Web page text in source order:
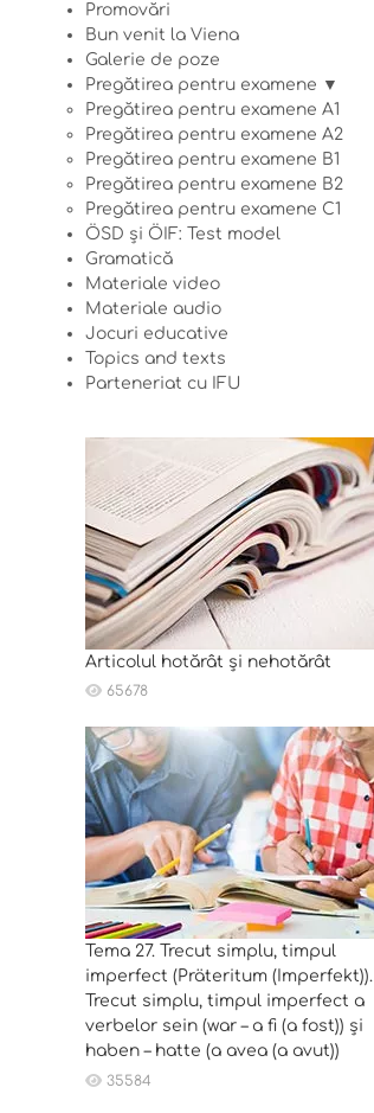
Promovări
Bun venit la Viena
Galerie de poze
Pregătirea pentru examene ▼
Pregătirea pentru examene A1
Pregătirea pentru examene A2
Pregătirea pentru examene B1
Pregătirea pentru examene B2
Pregătirea pentru examene C1
ÖSD și ÖIF: Test model
Gramatică
Materiale video
Materiale audio
Jocuri educative
Topics and texts
Parteneriat cu IFU
Articolul hotărât și nehotărât
65678
Tema 27. Trecut simplu, timpul
imperfect (Präteritum (Imperfekt)).
Trecut simplu, timpul imperfect a
verbelor sein (war – a fi (a fost)) și
haben – hatte (a avea (a avut))
35584